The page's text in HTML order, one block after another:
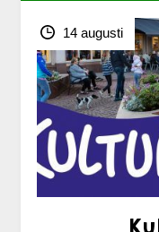
14 augusti